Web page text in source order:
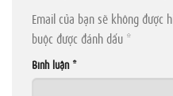
Email của bạn sẽ không được
buộc được đánh dấu *
Bình luận *